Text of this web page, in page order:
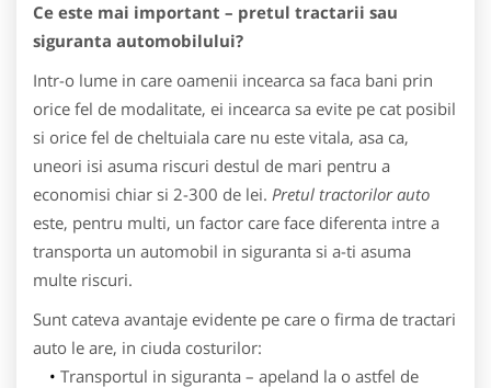
Ce este mai important – pretul tractarii sau
siguranta automobilului?
Intr-o lume in care oamenii incearca sa faca bani prin
orice fel de modalitate, ei incearca sa evite pe cat posibil
si orice fel de cheltuiala care nu este vitala, asa ca,
uneori isi asuma riscuri destul de mari pentru a
economisi chiar si 2-300 de lei. Pretul tractorilor auto
este, pentru multi, un factor care face diferenta intre a
transporta un automobil in siguranta si a-ti asuma
multe riscuri.
Sunt cateva avantaje evidente pe care o firma de tractari
auto le are, in ciuda costurilor:
Transportul in siguranta – apeland la o astfel de